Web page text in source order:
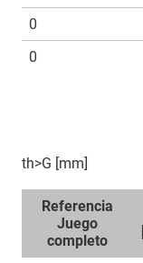
0
0
th>G [mm]
Referencia
Juego
completo